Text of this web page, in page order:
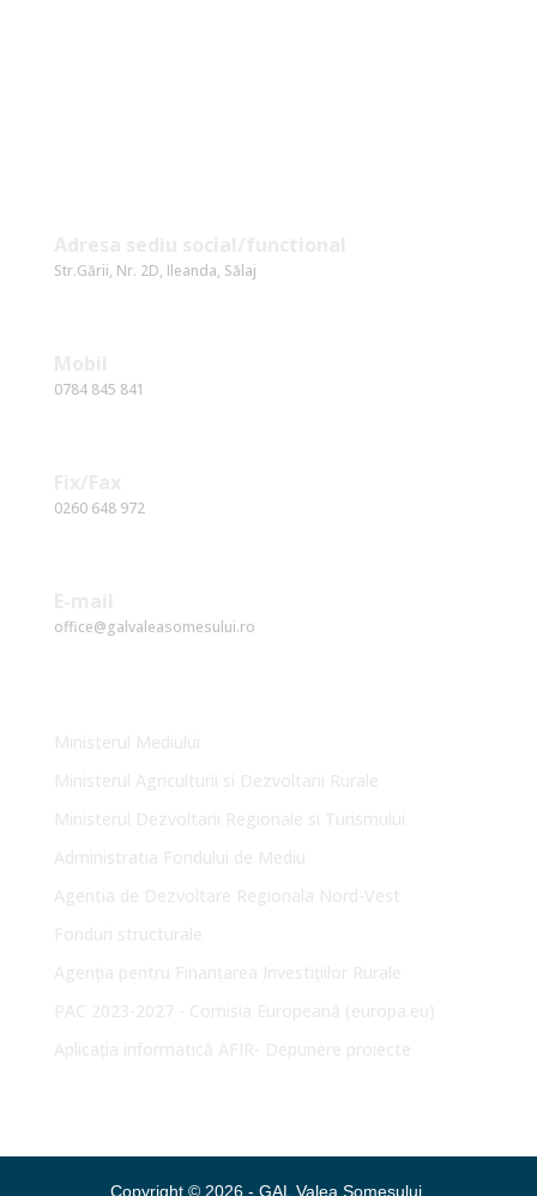
Str.Gării, Nr. 2D, Ileanda, Sălaj
0784 845 841
0260 648 972
office@galvaleasomesului.ro
Copyright © 2026 - GAL Valea Someșului